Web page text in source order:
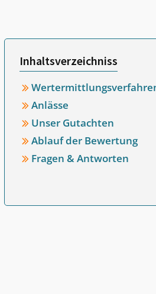
Inhaltsverzeichniss
Anlässe
Unser Gutachten
Ablauf der Bewertung
Fragen & Antworten